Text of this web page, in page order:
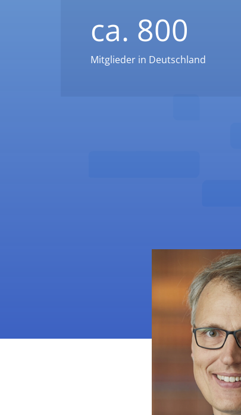
ca. 800
Mitglieder in Deutschland